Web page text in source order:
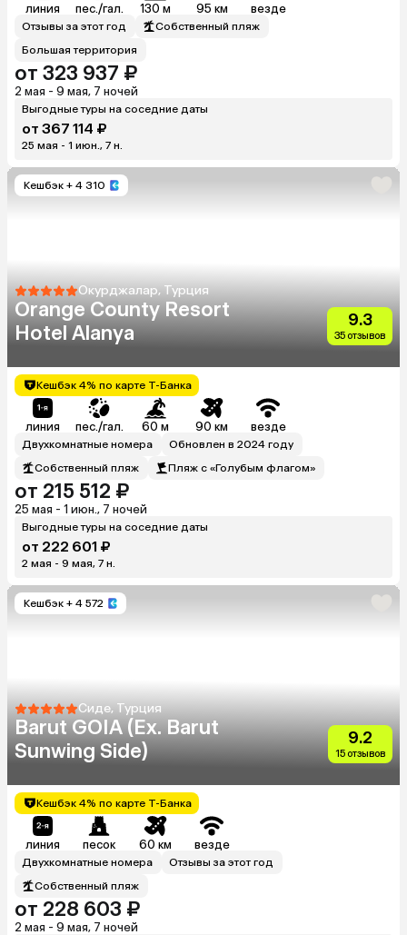
линия пес./гал. 130 м 95 км везде
Отзывы за этот год
Собственный пляж
Большая территория
от 323 937 ₽
2 мая - 9 мая, 7 ночей
Выгодные туры на соседние даты
от 367 114 ₽
25 мая - 1 июн., 7 н.
Кешбэк + 4 310
Окурджалар, Турция
Orange County Resort
Hotel Alanya
9.3
35 отзывов
Кешбэк 4% по карте Т-Банка
линия пес./гал. 60 м 90 км везде
Двухкомнатные номера
Обновлен в 2024 году
Собственный пляж
Пляж с «Голубым флагом»
от 215 512 ₽
25 мая - 1 июн., 7 ночей
Выгодные туры на соседние даты
от 222 601 ₽
2 мая - 9 мая, 7 н.
Кешбэк + 4 572
Сиде, Турция
Barut GOIA (Ex. Barut
Sunwing Side)
9.2
15 отзывов
Кешбэк 4% по карте Т-Банка
линия песок 60 км везде
Двухкомнатные номера
Отзывы за этот год
Собственный пляж
от 228 603 ₽
2 мая - 9 мая, 7 ночей